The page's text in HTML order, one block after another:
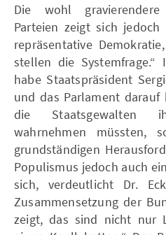
Die wohl
Parteien zeigt sich
repräsentative
stellen die Systemfrage.“
habe Staatspräsident
und das Parlament darauf
die Staatsgewalten
wahrnehmen müssten,
grundständigen
Populismus jedoch auch
sich, verdeutlicht Dr.
Zusammensetzung der
zeigt, das sind nicht nur